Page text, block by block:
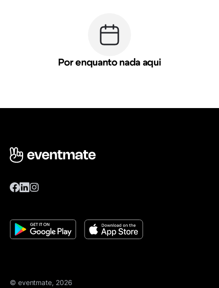
Por enquanto nada aqui
© eventmate, 2026